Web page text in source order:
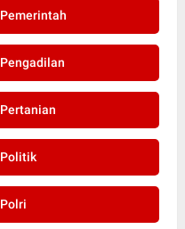
Pemerintah
Pengadilan
Pertanian
Politik
Polri